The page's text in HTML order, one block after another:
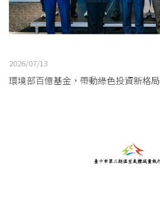
2026/07/13
環境部百億基金，帶動綠色投資新格局